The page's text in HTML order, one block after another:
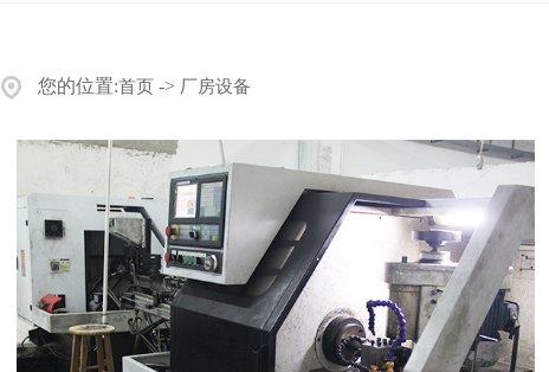
您的位置:首页 -> 厂房设备